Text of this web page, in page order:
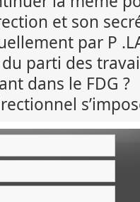
et son
par P
parti des
dans le FDG ?